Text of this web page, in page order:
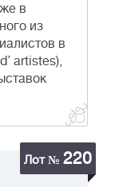
в
из
в
artistes),
Лот № 220